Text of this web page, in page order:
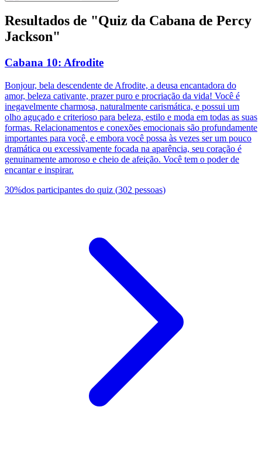
Resultados de "Quiz da Cabana de Percy
Jackson"
Cabana 10: Afrodite
Bonjour, bela descendente de Afrodite, a deusa encantadora do
amor, beleza cativante, prazer puro e procriação da vida! Você é
inegavelmente charmosa, naturalmente carismática, e possui um
olho aguçado e criterioso para beleza, estilo e moda em todas as suas
formas. Relacionamentos e conexões emocionais são profundamente
importantes para você, e embora você possa às vezes ser um pouco
dramática ou excessivamente focada na aparência, seu coração é
genuinamente amoroso e cheio de afeição. Você tem o poder de
encantar e inspirar.
30%dos participantes do quiz (302 pessoas)